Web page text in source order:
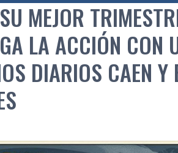
MEJOR
LA ACCIÓN
DIARIOS CAEN Y